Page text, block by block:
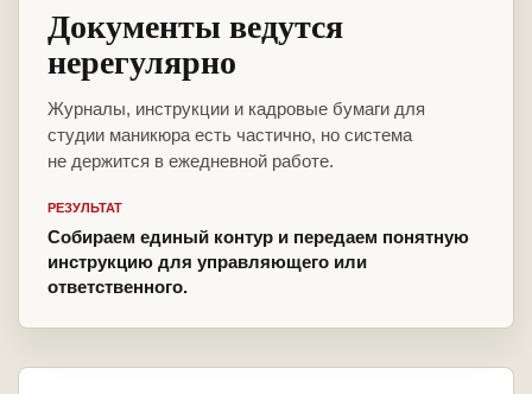
Документы ведутся
нерегулярно
Журналы, инструкции и кадровые бумаги для
студии маникюра есть частично, но система
не держится в ежедневной работе.
РЕЗУЛЬТАТ
Собираем единый контур и передаем понятную
инструкцию для управляющего или
ответственного.